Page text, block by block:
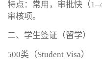
特点：常用，审批快（
审核项。
二、学生签证（留学）
500类（Student Visa）